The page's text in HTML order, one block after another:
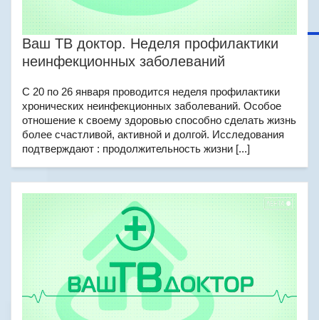
Ваш ТВ доктор. Неделя профилактики
неинфекционных заболеваний
С 20 по 26 января проводится неделя профилактики
хронических неинфекционных заболеваний. Особое
отношение к своему здоровью способно сделать жизнь
более счастливой, активной и долгой. Исследования
подтверждают : продолжительность жизни [...]